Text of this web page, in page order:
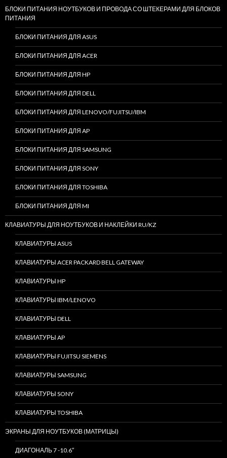
БЛОКИ ПИТАНИЯ НОУТБУКОВ И ПРОВОДА СО ШТЕКЕРАМИ ДЛЯ БЛОКОВ
ПИТАНИЯ
БЛОКИ ПИТАНИЯ ДЛЯ ASUS
БЛОКИ ПИТАНИЯ ДЛЯ ACER
БЛОКИ ПИТАНИЯ ДЛЯ HP
БЛОКИ ПИТАНИЯ ДЛЯ DELL
БЛОКИ ПИТАНИЯ ДЛЯ LENOVO/FUJITSU/IBM
БЛОКИ ПИТАНИЯ ДЛЯ AP
БЛОКИ ПИТАНИЯ ДЛЯ SAMSUNG
БЛОКИ ПИТАНИЯ ДЛЯ SONY
БЛОКИ ПИТАНИЯ ДЛЯ TOSHIBA
БЛОКИ ПИТАНИЯ ДЛЯ MI
КЛАВИАТУРЫ ДЛЯ НОУТБУКОВ И НАКЛЕЙКИ RU/KZ
КЛАВИАТУРЫ ASUS
КЛАВИАТУРЫ ACER PACKARD BELL GATEWAY
КЛАВИАТУРЫ HP
КЛАВИАТУРЫ IBM/LENOVO
КЛАВИАТУРЫ DELL
КЛАВИАТУРЫ AP
КЛАВИАТУРЫ FUJITSU SIEMENS
КЛАВИАТУРЫ SAMSUNG
КЛАВИАТУРЫ SONY
КЛАВИАТУРЫ TOSHIBA
ЭКРАНЫ ДЛЯ НОУТБУКОВ (МАТРИЦЫ)
ДИАГОНАЛЬ 7 -10.6″